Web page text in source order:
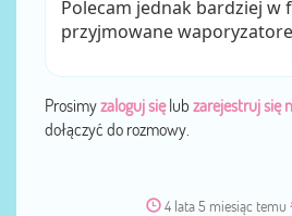
Polecam jednak bardziej w
przyjmowane
Prosimyzaloguj sięlub zarejestruj się
dołączyć do rozmowy.
4 lata 5 miesiąc temu